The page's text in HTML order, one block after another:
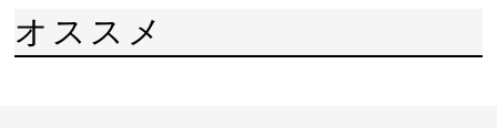
オススメ